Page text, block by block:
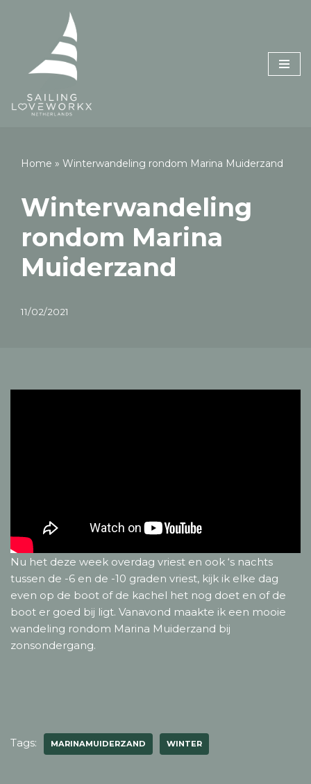
content
Home » Winterwandeling rondom Marina Muiderzand
Winterwandeling
rondom Marina
Muiderzand
11/02/2021
Nu het deze week overdag vriest en ook ‘s nachts
tussen de -6 en de -10 graden vriest, kijk ik elke dag
even op de boot of de kachel het nog doet en of de
boot er goed bij ligt. Vanavond maakte ik een mooie
wandeling rondom Marina Muiderzand bij
zonsondergang.
Tags: MARINAMUIDERZAND WINTER